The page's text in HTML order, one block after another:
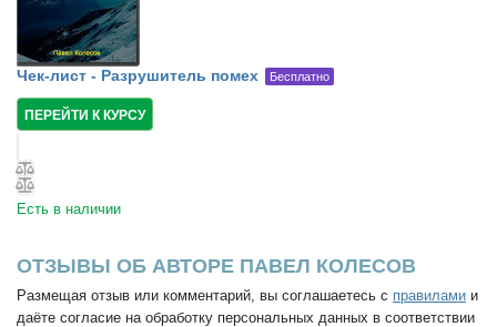
Чек-лист - Разрушитель помех Бесплатно
ПЕРЕЙТИ К КУРСУ
Есть в наличии
ОТЗЫВЫ ОБ АВТОРЕ ПАВЕЛ КОЛЕСОВ
Размещая отзыв или комментарий, вы соглашаетесь с правилами и
даёте согласие на обработку персональных данных в соответствии